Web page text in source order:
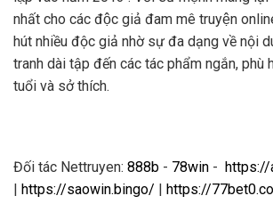
nhất cho các độc giả đam mê truyện
hút nhiều độc giả nhờ sự đa dạng về nội
tranh dài tập đến các tác phẩm ngắn, phù
tuổi và sở thích.
Đối tác Nettruyen: 888b - 78win - https://
| https://saowin.bingo/ | https://